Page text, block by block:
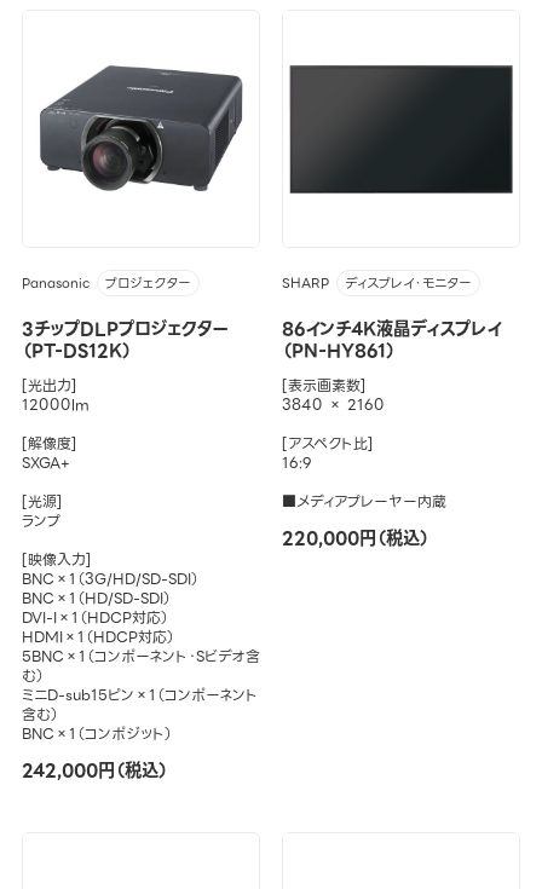
Panasonic プロジェクター
3チップDLPプロジェクター
（PT-DS12K）
[光出力]
12000lm
[解像度]
SXGA+
[光源]
ランプ
[映像入力]
BNC×1（3G/HD/SD-SDI）
BNC×1（HD/SD-SDI）
DVI-I×1（HDCP対応）
HDMI×1（HDCP対応）
5BNC×1（コンポーネント・Sビデオ含
む）
ミニD-sub15ピン×1（コンポーネント
含む）
BNC×1（コンポジット）
242,000円（税込）
SHARP ディスプレイ・モニター
86インチ4K液晶ディスプレイ
（PN-HY861）
[表示画素数]
3840 × 2160
[アスペクト比]
16:9
■メディアプレーヤー内蔵
220,000円（税込）